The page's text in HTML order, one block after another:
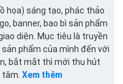
họa) sáng tạo, phác thảo
banner, bao bì sản phẩm
diện. Mục tiêu là truyền
phẩm của mình đến với
bắt mắt thì mới thu hút
Xem thêm